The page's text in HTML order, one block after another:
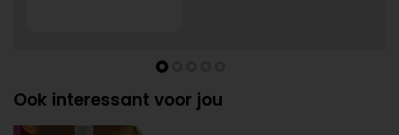
Ook interessant voor jou